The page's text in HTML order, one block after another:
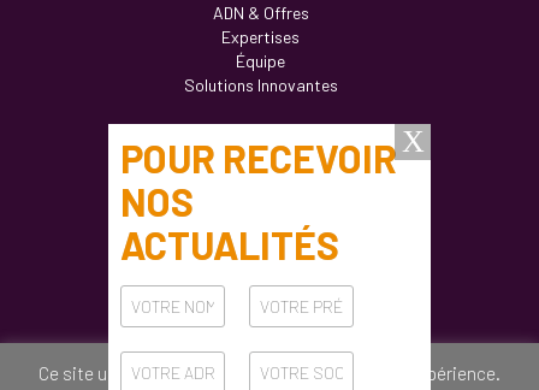
ADN & Offres
Expertises
Équipe
Solutions Innovantes
Actualités
Carrières
61 rue de Bercy 75012 Paris
Ce site utilise des cookies pour améliorer votre expérience.